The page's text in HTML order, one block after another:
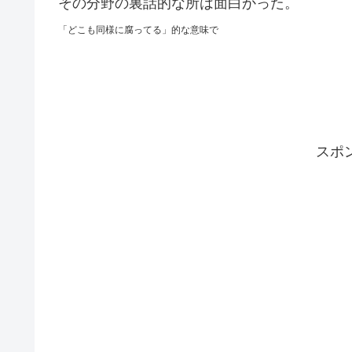
「どこも 同様に腐ってる 」的な意味で
スポ